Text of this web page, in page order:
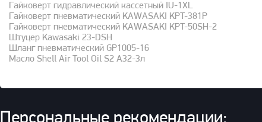
Гайковерт гидравлический кассетный IU-1XL
Гайковерт пневматический KAWASAKI KPT-381P
Гайковерт пневматический KAWASAKI KPT-50SH-2
Штуцер Kawasaki 23-DSH
Шланг пневматический GP1005-16
Масло Shell Air Tool Oil S2 A32-3л